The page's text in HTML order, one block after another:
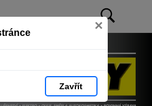
×
Zavřít